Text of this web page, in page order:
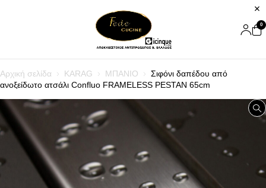
0
Αρχική σελίδα KARAG ΜΠΑΝΙΟ
Σιφόνι δαπέδου από
ανοξείδωτο ατσάλι Confluo FRAMELESS PESTAN 65cm